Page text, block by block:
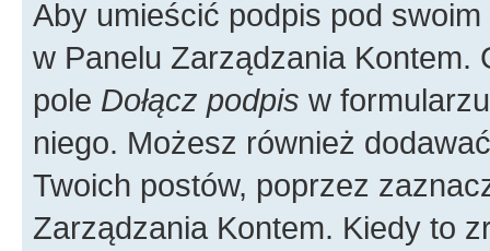
Aby umieścić podpis pod
w Panelu Zarządzania
pole Dołącz podpis w
niego. Możesz również
Twoich postów, poprzez
Zarządzania Kontem. Kiedy to